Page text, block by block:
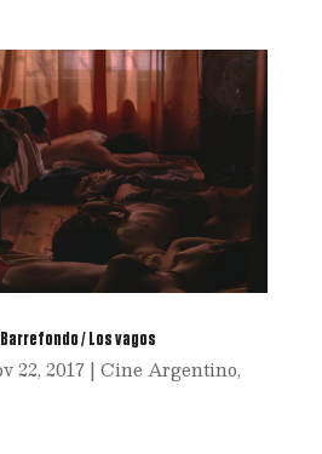
/ Los vagos
22, 2017| Cine Argentino,